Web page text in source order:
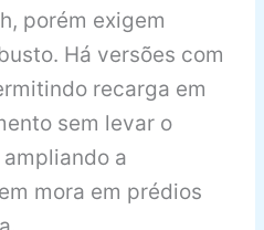
porém exigem
Há versões com
recarga em
sem levar o
a
mora em prédios